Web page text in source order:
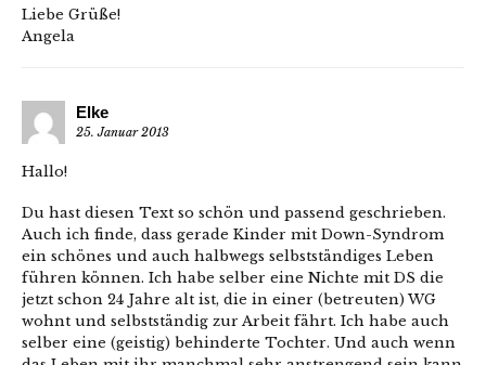
Liebe Grüße!
Angela
Elke
25. Januar 2013
Hallo!
Du hast diesen Text so schön und passend geschrieben.
Auch ich finde, dass gerade Kinder mit Down-Syndrom
ein schönes und auch halbwegs selbstständiges Leben
führen können. Ich habe selber eine Nichte mit DS die
jetzt schon 24 Jahre alt ist, die in einer (betreuten) WG
wohnt und selbstständig zur Arbeit fährt. Ich habe auch
selber eine (geistig) behinderte Tochter. Und auch wenn